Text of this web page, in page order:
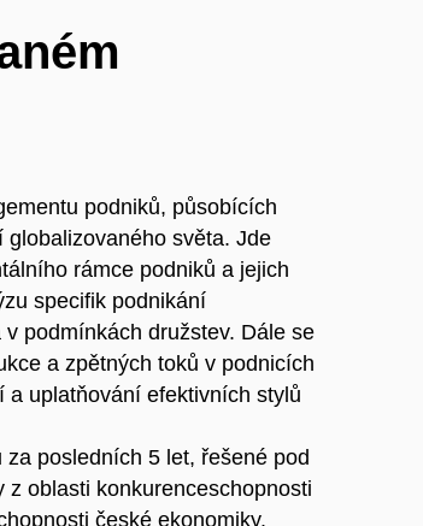
podniků, působících
světa. Jde
rámce podniků a jejich
specifik podnikání
podmínkách družstev. Dále se
a zpětných toků v podnicích
uplatňování efektivních stylů
posledních 5 let, řešené pod
z oblasti konkurenceschopnosti
české ekonomiky.